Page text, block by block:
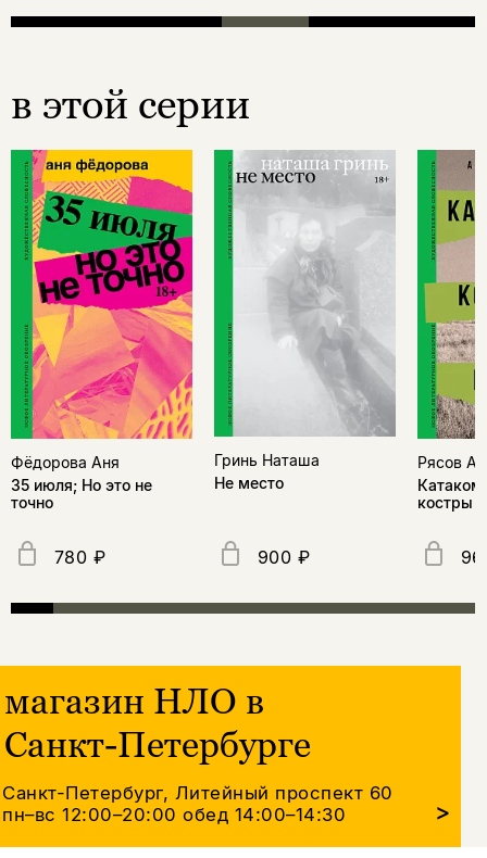
в этой серии
Фёдорова Аня
35 июля; Но это не
точно
780 ₽
Гринь Наташа
Не место
900 ₽
Рясов
костры
магазин НЛО в
Санкт-Петербурге
Санкт-Петербург, Литейный проспект 60
пн–вс 12:00–20:00обед 14:00–14:30 >